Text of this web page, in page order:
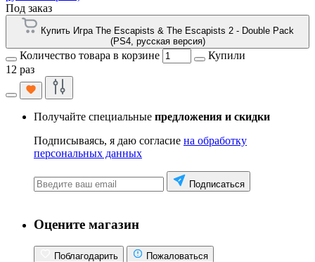
Под заказ
Купить Игра The Escapists & The Escapists 2 - Double Pack
(PS4, русская версия)
Количество товара в корзине
Купили
12 раз
Получайте специальные предложения и скидки
Подписываясь, я даю согласие на обработку
персональных данных
Подписаться
Оцените магазин
Поблагодарить Пожаловаться